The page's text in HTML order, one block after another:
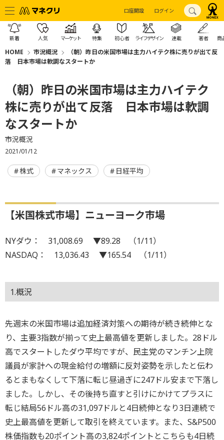
口座開設 ログイン
新着 人気 マーケット 特集 初心者 ライフデザイン 連載 著者 商
HOME 市況概況
（朝）昨日の米国市場は主力ハイテク株に売りが出て反
落 日本市場は軟調なスタートか
（朝）昨日の米国市場は主力ハイテク
株に売りが出て反落 日本市場は軟調
なスタートか
市況概況
2021/01/12
株式 マネックス 日経平均
【米国株式市場】ニューヨーク市場
NYダウ： 31,008.69 ▼89.28 （1/11）
NASDAQ： 13,036.43 ▼165.54 （1/11）
1.概況
先週末の米国市場は追加経済対策への期待が続き続伸とな
り、主要3指数が揃って史上最高値を更新しました。28ドル
高でスタートしたダウ平均ですが、民主党のマンチン上院
議員が家計への現金給付の増額に反対姿勢を示したと伝わ
るとまもなくして下落に転じ昼過ぎに247ドル安まで下落し
ました。しかし、その後持ち直すと引けにかけてプラスに
転じ結局56ドル高の31,097ドルと4日続伸となり3日連続で
史上最高値を更新して取引を終えています。また、S&P500
株価指数も20ポイント高の3,824ポイントとこちらも4日続